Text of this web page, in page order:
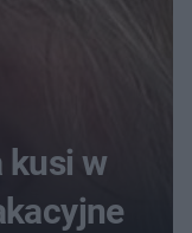
kusi w